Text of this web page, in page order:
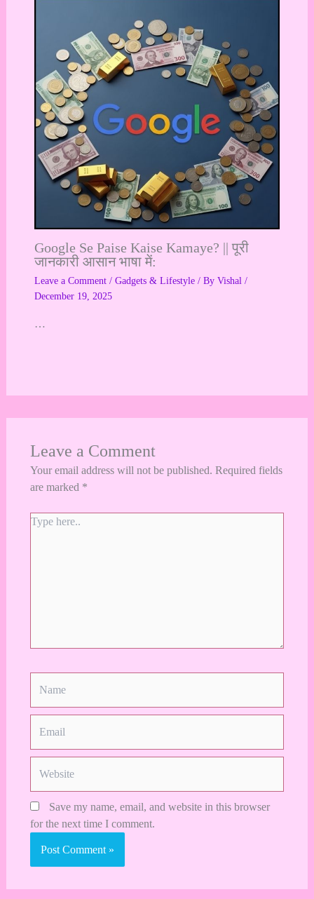
Google Se Paise Kaise Kamaye? || पूरी
जानकारी आसान भाषा में:
Leave a Comment / Gadgets & Lifestyle/ By Vishal /
December 19, 2025
…
Leave a Comment
Your email address will not be published. Required fields
are marked *
Type
Save my name, email, and website in this browser
for the next time I comment.